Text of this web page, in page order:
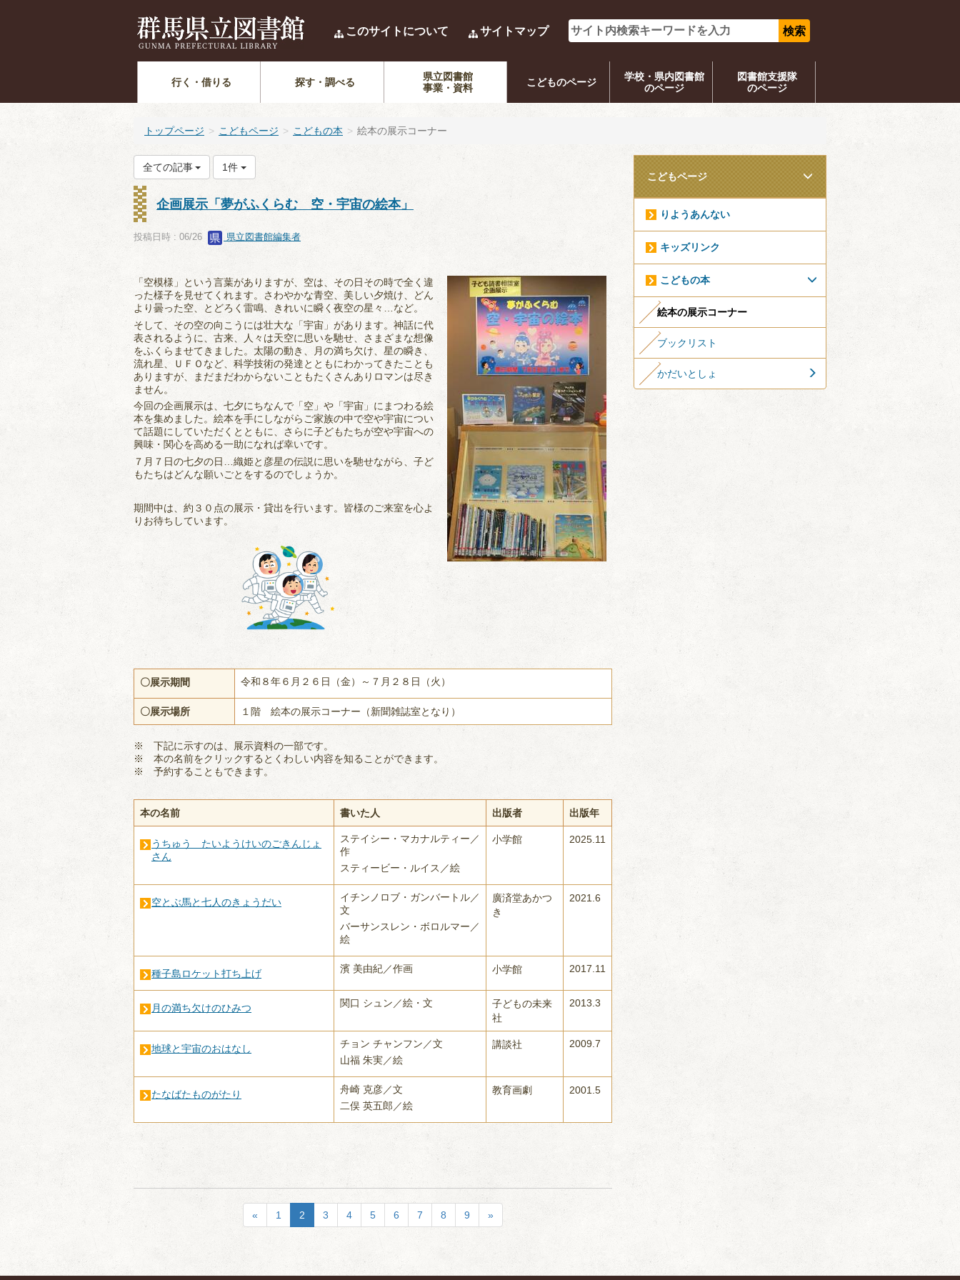
このサイトについて サイトマップ
行く・借りる 探す・調べる
県立図書館
事業・資料
こどものページ
学校・県内図書館
のページ
図書館支援隊
のページ
トップページ こどもページ こどもの本 絵本の展示コーナー
全ての記事 1件
企画展示「夢がふくらむ 空・宇宙の絵本」
投稿日時 : 06/26 県立図書館編集者
「空模様」という言葉がありますが、空は、その日その時で全く違
った様子を見せてくれます。さわやかな青空、美しい夕焼け、どん
より曇った空、とどろく雷鳴、きれいに瞬く夜空の星々…など。
そして、その空の向こうには壮大な「宇宙」があります。神話に代
表されるように、古来、人々は天空に思いを馳せ、さまざまな想像
をふくらませてきました。太陽の動き、月の満ち欠け、星の瞬き、
流れ星、ＵＦＯなど、科学技術の発達とともにわかってきたことも
ありますが、まだまだわからないこともたくさんありロマンは尽き
ません。
今回の企画展示は、七夕にちなんで「空」や「宇宙」にまつわる絵
本を集めました。絵本を手にしながらご家族の中で空や宇宙につい
て話題にしていただくとともに、さらに子どもたちが空や宇宙への
興味・関心を高める一助になれば幸いです。
７月７日の七夕の日…織姫と彦星の伝説に思いを馳せながら、子ど
もたちはどんな願いごとをするのでしょうか。
期間中は、約３０点の展示・貸出を行います。皆様のご来室を心よ
りお待ちしています。
〇展示期間 令和８年６月２６日（金）～７月２８日（火）
〇展示場所 １階 絵本の展示コーナー（新聞雑誌室となり）
※ 下記に示すのは、展示資料の一部です。
※ 本の名前をクリックするとくわしい内容を知ることができます。
※ 予約することもできます。
本の名前 書いた人 出版者 出版年
うちゅう たいようけいのごきんじょ
さん
ステイシー・マカナルティー／
作
スティービー・ルイス／絵
小学館 2025.11
空とぶ馬と七人のきょうだい
イチンノロブ・ガンバートル／
文
バーサンスレン・ボロルマー／
絵
廣済堂あかつ
き
2021.6
種子島ロケット打ち上げ 濱 美由紀／作画 小学館 2017.11
月の満ち欠けのひみつ 関口 シュン／絵・文
子どもの未来
社
2013.3
地球と宇宙のおはなし
チョン チャンフン／文
山福 朱実／絵
講談社 2009.7
たなばたものがたり
舟崎 克彦／文
二俣 英五郎／絵
教育画劇 2001.5
« 1 2 3 4 5 6 7 8 9 »
こどもページ
りようあんない
キッズリンク
こどもの本
絵本の展示コーナー
ブックリスト
かだいとしょ